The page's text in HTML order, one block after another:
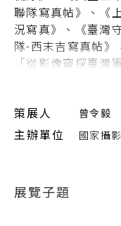
聯隊寫真帖》、《
況寫真》、《臺灣
隊-西末吉寫真帖》
「從影像窺探臺灣
歷史書寫，架構出
像，探討日本駐臺
制變遷。
本次線上展覽，從
策展人
曾令毅
主辦單位 國家攝
展覽子題